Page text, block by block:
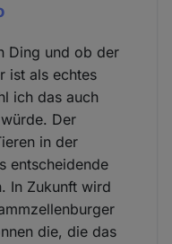
Ding und ob der
ist als echtes
ich das auch
Der
in der
entscheidende
In Zukunft wird
die, die das